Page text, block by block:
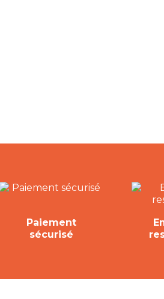
Paiement
sécurisé